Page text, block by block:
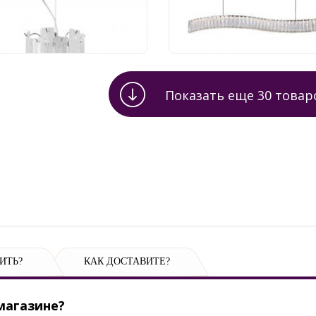
руб. 22 453 руб.
Показать еще 30
КАК ДОСТАВИТЕ?